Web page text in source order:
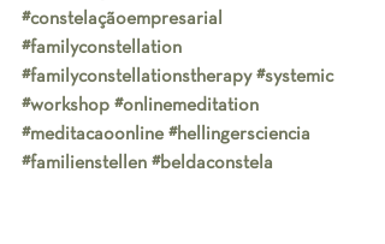
#constelaçãoempresarial
#familyconstellation
#familyconstellationstherapy #systemic
#workshop #onlinemeditation
#meditacaoonline #hellingersciencia
#familienstellen #beldaconstela